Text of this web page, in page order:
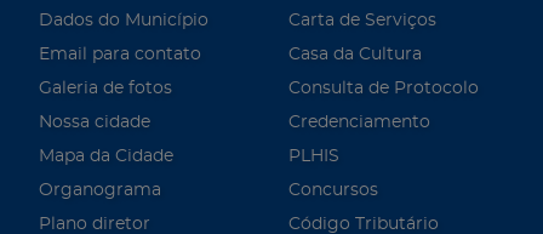
Dados do Município
Email para contato
Galeria de fotos
Nossa cidade
Mapa da Cidade
Organograma
Plano diretor
Carta de Serviços
Casa da Cultura
Consulta de Protocolo
Credenciamento
PLHIS
Concursos
Código Tributário